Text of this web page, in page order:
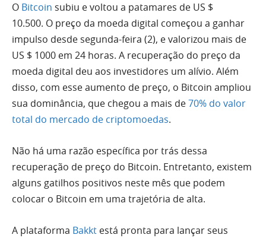
O Bitcoin subiu e voltou a patamares de US $
10.500. O preço da moeda digital começou a ganhar
impulso desde segunda-feira (2), e valorizou mais de
US $ 1000 em 24 horas. A recuperação do preço da
moeda digital deu aos investidores um alívio. Além
disso, com esse aumento de preço, o Bitcoin ampliou
sua dominância, que chegou a mais de70% do valor
total do mercado de criptomoedas.
Não há uma razão específica por trás dessa
recuperação de preço do Bitcoin. Entretanto, existem
alguns gatilhos positivos neste mês que podem
colocar o Bitcoin em uma trajetória de alta.
A plataforma Bakkt está pronta para lançar seus